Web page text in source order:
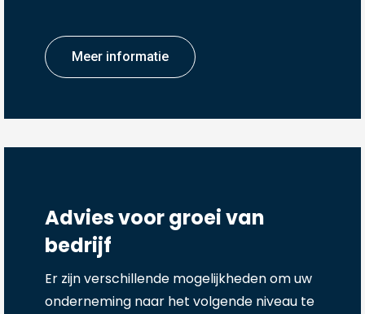
Meer informatie
Advies voor groei van
bedrijf
Er zijn verschillende mogelijkheden om uw
onderneming naar het volgende niveau te